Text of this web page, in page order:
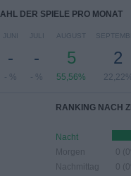
DER SPIELE PRO MONAT
JUNI
-
- %
JULI
-
- %
AUGUST
5
55,56%
2
22,22%
RANKING NACH
Nacht
Morgen
0
Nachmittag
0